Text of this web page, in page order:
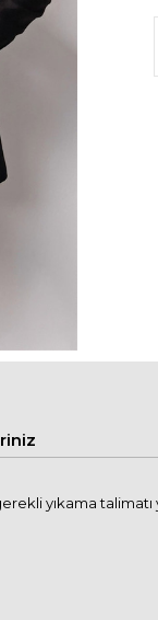
yıkama talimatı